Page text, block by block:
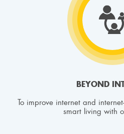
BEYOND
To improve internet and
smart living with